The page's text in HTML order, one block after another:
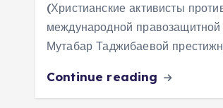
(Христианские активисты
международной
Мутабар Таджибаевой
Continue reading